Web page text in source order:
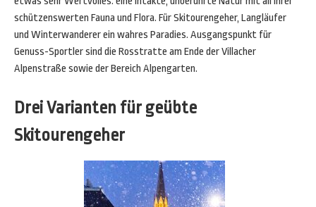
schützenswerten Fauna und Flora. Für Skitourengeher, Langläufer
und Winterwanderer ein wahres Paradies. Ausgangspunkt für
Genuss-Sportler sind die Rosstratte am Ende der Villacher
Alpenstraße sowie der Bereich Alpengarten.
Drei Varianten für geübte
Skitourengeher